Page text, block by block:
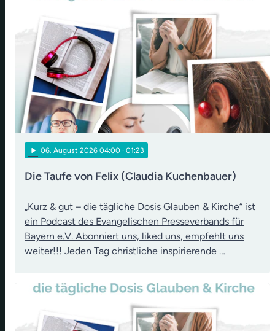
play_arrow 06. August 2026 04:00 · 01:23
Die Taufe von Felix (Claudia Kuchenbauer)
„Kurz & gut – die tägliche Dosis Glauben & Kirche“ ist
ein Podcast des Evangelischen Presseverbands für
Bayern e.V. Abonniert uns, liked uns, empfehlt uns
weiter!!! Jeden Tag christliche inspirierende …